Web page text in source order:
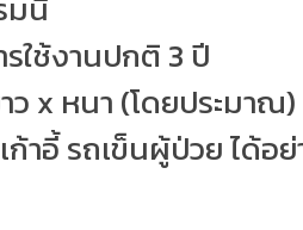
ใช้งานปกติ 3 ปี
x หนา (โดยประมาณ)
าอี้ รถเข็นผู้ป่วย ได้อ